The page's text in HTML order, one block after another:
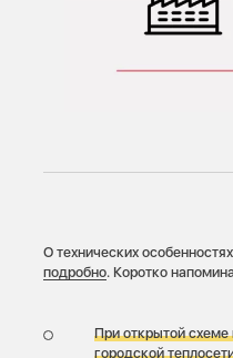
О технических
подробно. Коротко
При открытой схеме
городской